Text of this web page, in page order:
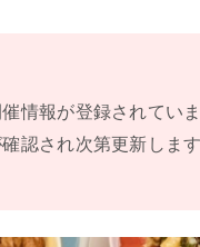
情報が登録されてい
認され次第更新しま